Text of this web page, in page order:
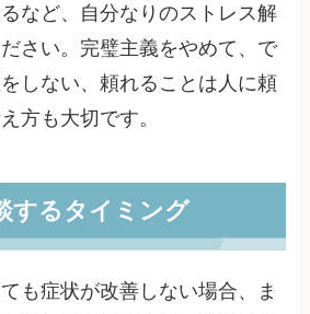
など、自分なりのストレス解
さい。完璧主義をやめて、で
しない、頼れることは人に頼
方も大切です。
するタイミング
も症状が改善しない場合、ま